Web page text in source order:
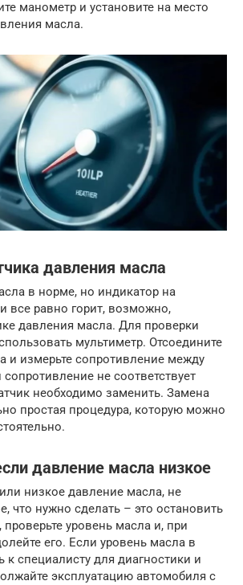
манометр и установите на место
масла.
давления масла
в норме, но индикатор на
все равно горит, возможно,
давления масла. Для проверки
мультиметр. Отсоедините
и измерьте сопротивление между
не соответствует
необходимо заменить. Замена
простая процедура, которую можно
давление масла низкое
низкое давление масла, не
что нужно сделать – это остановить
проверьте уровень масла и, при
его. Если уровень масла в
к специалисту для диагностики и
эксплуатацию автомобиля с